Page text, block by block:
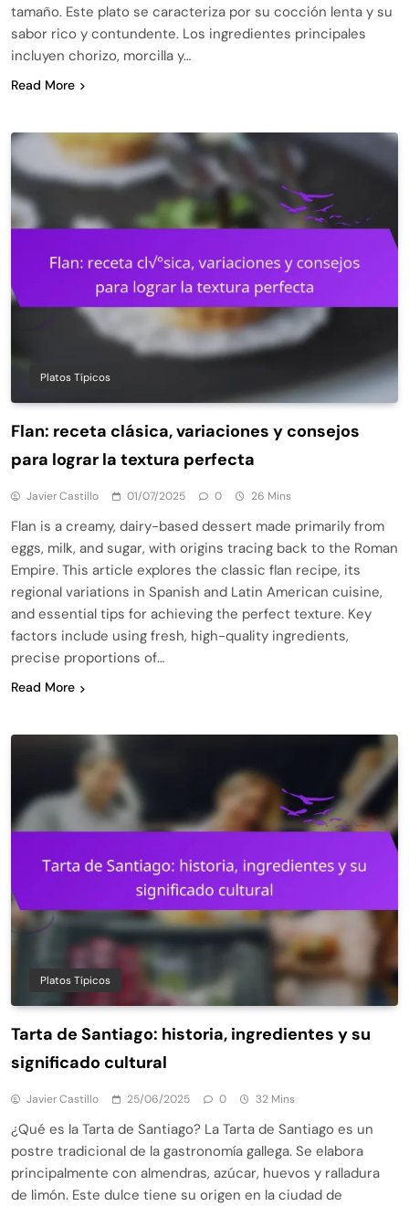
tamaño. Este plato se caracteriza por su cocción lenta y su
sabor rico y contundente. Los ingredientes principales
incluyen chorizo, morcilla y…
Read More
Platos Típicos
Flan: receta clásica, variaciones y consejos
para lograr la textura perfecta
Javier Castillo 01/07/2025 0 26 Mins
Flan is a creamy, dairy-based dessert made primarily from
eggs, milk, and sugar, with origins tracing back to the Roman
Empire. This article explores the classic flan recipe, its
regional variations in Spanish and Latin American cuisine,
and essential tips for achieving the perfect texture. Key
factors include using fresh, high-quality ingredients,
precise proportions of…
Read More
Platos Típicos
Tarta de Santiago: historia, ingredientes y su
significado cultural
Javier Castillo 25/06/2025 0 32 Mins
¿Qué es la Tarta de Santiago? La Tarta de Santiago es un
postre tradicional de la gastronomía gallega. Se elabora
principalmente con almendras, azúcar, huevos y ralladura
de limón. Este dulce tiene su origen en la ciudad de